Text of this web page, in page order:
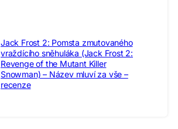
Jack Frost 2: Pomsta zmutovaného
vraždícího sněhuláka (Jack Frost 2:
Revenge of the Mutant Killer
Snowman) – Název mluví za vše –
recenze